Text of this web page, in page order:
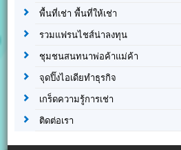
พื้นที่เช่า พื้นที่ให้เช่า
รวมแฟรนไชส์น่าลงทุน
ชุมชนสนทนาพ่อค้าแม่ค้า
จุดปิ๊งไอเดียทำธุรกิจ
เกร็ดความรู้การเช่า
ติดต่อเรา